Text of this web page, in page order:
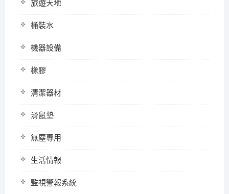
旅遊天地
桶裝水
機器設備
橡膠
清潔器材
滑鼠墊
無塵專用
生活情報
監視警報系統